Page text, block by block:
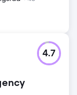
4.7